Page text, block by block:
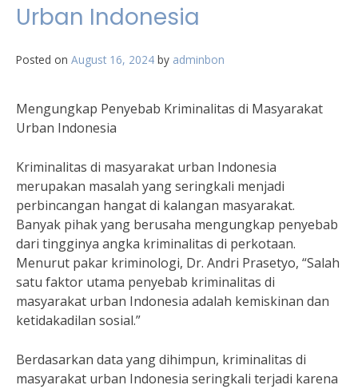
Urban Indonesia
Posted on August 16, 2024 by adminbon
Mengungkap Penyebab Kriminalitas di Masyarakat
Urban Indonesia
Kriminalitas di masyarakat urban Indonesia
merupakan masalah yang seringkali menjadi
perbincangan hangat di kalangan masyarakat.
Banyak pihak yang berusaha mengungkap penyebab
dari tingginya angka kriminalitas di perkotaan.
Menurut pakar kriminologi, Dr. Andri Prasetyo, “Salah
satu faktor utama penyebab kriminalitas di
masyarakat urban Indonesia adalah kemiskinan dan
ketidakadilan sosial.”
Berdasarkan data yang dihimpun, kriminalitas di
masyarakat urban Indonesia seringkali terjadi karena